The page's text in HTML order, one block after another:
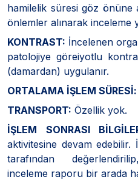
hamilelik süresi göz önüne
önlemler alınarak inceleme
KONTRAST: İncelenen
patolojiye göreiyotlu
(damardan) uygulanır.
ORTALAMA İŞLEM SÜRESİ:
TRANSPORT: Özellik yok.
İŞLEM SONRASI
aktivitesine devam edebilir.
tarafından
inceleme raporu bir arada